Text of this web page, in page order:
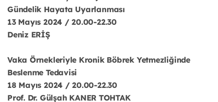
Gündelik Hayata Uyarlanması
13 Mayıs 2024 / 20.00-22.30
Deniz ERİŞ
Vaka Örnekleriyle Kronik Böbrek Yetmezliğinde
Beslenme Tedavisi
18 Mayıs 2024 / 20.00-22.30
Prof. Dr. Gülşah KANER TOHTAK